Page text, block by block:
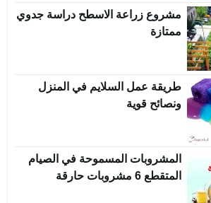
مشروع زراعة الاسطح دراسة جدوي
ممتازة
طريقة عمل السلايم في المنزل
ونصائح قوية
المشروبات المسموحة في الصيام
المتقطع 6 مشروبات حارقة